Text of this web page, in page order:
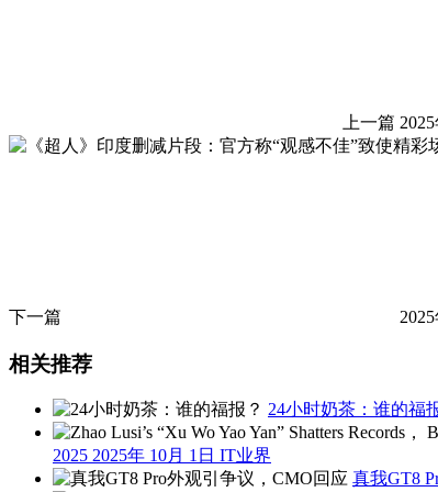
上一篇
下一篇
相关推荐
24小时奶茶：谁的福
2025 2025年 10月 1日 IT业界
真我GT8